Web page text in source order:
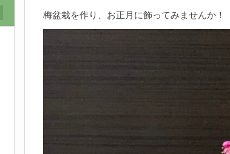
梅盆栽を作り、お正月に飾ってみませんか！